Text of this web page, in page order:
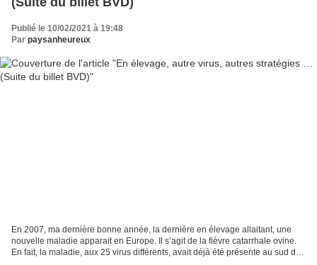
Publié le 10/02/2021 à 19:48
Par paysanheureux
En 2007, ma dernière bonne année, la dernière en élevage allaitant, une
nouvelle maladie apparait en Europe. Il s’agit de la fièvre catarrhale ovine.
En fait, la maladie, aux 25 virus différents, avait déjà été présente au sud de